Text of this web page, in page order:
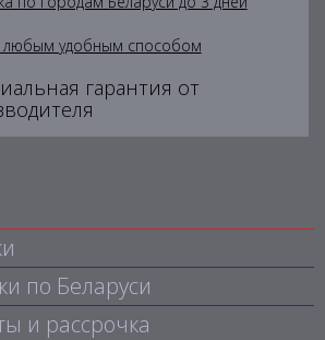
любым удобным способом
гарантия от
по Беларуси
и рассрочка